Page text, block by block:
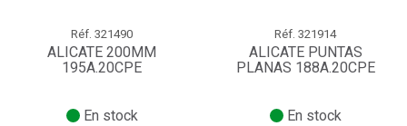
Réf. 321490
ALICATE 200MM
195A.20CPE
En stock
Réf. 321914
ALICATE PUNTAS
PLANAS 188A.20CPE
En stock